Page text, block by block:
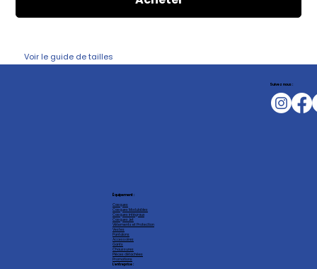
Voir le guide de tailles
Équipement :
Casques
Casques Modulables
Casques intégraux
Casques Jet
Vêtements et Protection
Vestes
Pantalons
Accessoires
Gants
Chaussures
Pièces détachées
Promotions
L'entreprise :
Suivez nous :